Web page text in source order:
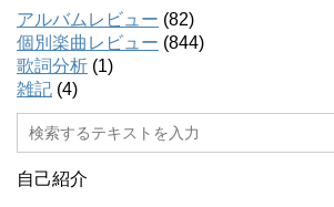
アルバムレビュー (82)
個別楽曲レビュー (844)
歌詞分析 (1)
雑記 (4)
自己紹介